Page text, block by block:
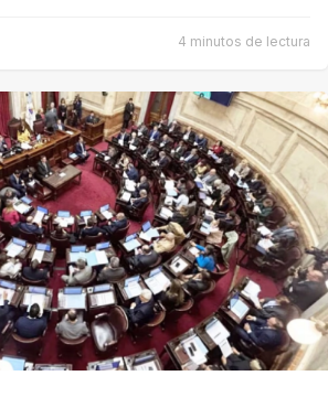
4 minutos de lectura